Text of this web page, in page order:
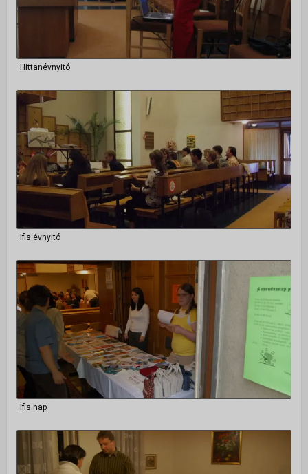
Hittanévnyitó
Ifis évnyitó
Ifis nap